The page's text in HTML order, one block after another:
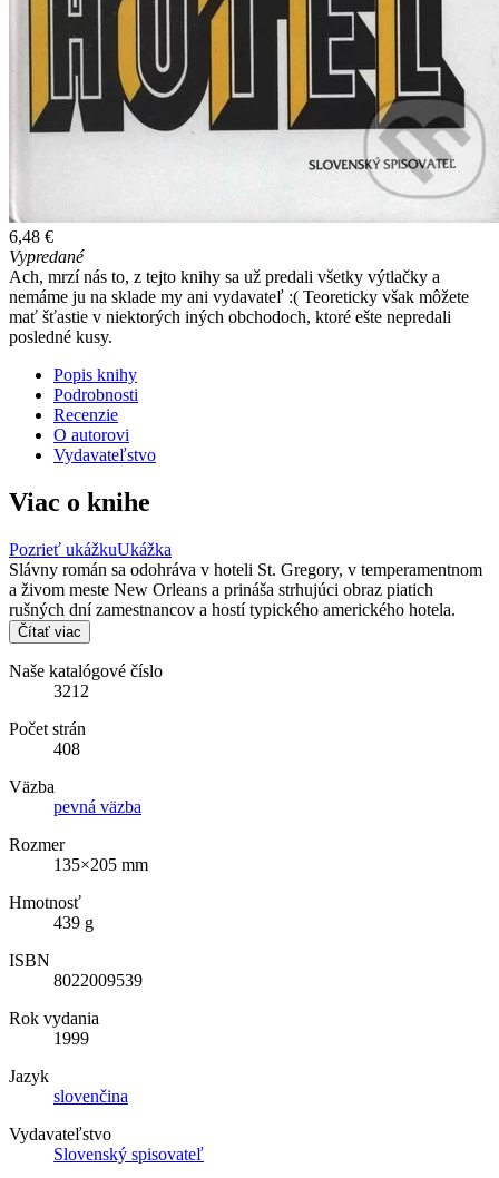
6,48 €
Vypredané
Ach, mrzí nás to, z tejto knihy sa už predali všetky výtlačky a
nemáme ju na sklade my ani vydavateľ :( Teoreticky však môžete
mať šťastie v niektorých iných obchodoch, ktoré ešte nepredali
posledné kusy.
Popis knihy
Podrobnosti
Recenzie
O autorovi
Vydavateľstvo
Viac o knihe
Pozrieť ukážkuUkážka
Slávny román sa odohráva v hoteli St. Gregory, v temperamentnom
a živom meste New Orleans a prináša strhujúci obraz piatich
rušných dní zamestnancov a hostí typického amerického hotela.
Čítať viac
Naše katalógové číslo
3212
Počet strán
408
Väzba
pevná väzba
Rozmer
135×205 mm
Hmotnosť
439 g
ISBN
8022009539
Rok vydania
1999
Jazyk
slovenčina
Vydavateľstvo
Slovenský spisovateľ